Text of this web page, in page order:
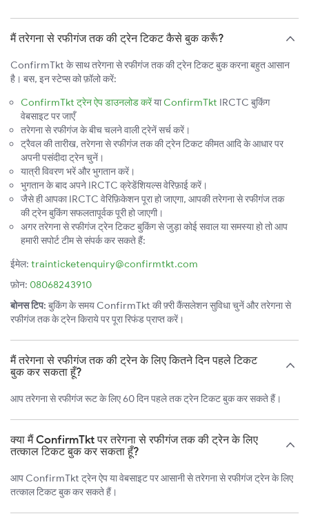
मैं तरेगना से रफीगंज तक की ट्रेन टिकट कैसे बुक करूँ?
ConfirmTkt के साथ तरेगना से रफीगंज तक की ट्रेन टिकट बुक करना बहुत आसान
है। बस, इन स्टेप्स को फ़ॉलो करें:
ConfirmTkt ट्रेन ऐप डाउनलोड करेंयाConfirmTkt IRCTC बुकिंग
वेबसाइट पर जाएँ
तरेगना से रफीगंज के बीच चलने वाली ट्रेनें सर्च करें।
ट्रैवल की तारीख, तरेगना से रफीगंज तक की ट्रेन टिकट कीमत आदि के आधार पर
अपनी पसंदीदा ट्रेन चुनें।
यात्री विवरण भरें और भुगतान करें।
भुगतान के बाद अपने IRCTC क्रेडेंशियल्स वेरिफ़ाई करें।
जैसे ही आपका IRCTC वेरिफ़िकेशन पूरा हो जाएगा, आपकी तरेगना से रफीगंज तक
की ट्रेन बुकिंग सफलतापूर्वक पूरी हो जाएगी।
अगर तरेगना से रफीगंज ट्रेन टिकट बुकिंग से जुड़ा कोई सवाल या समस्या हो तो आप
हमारी सपोर्ट टीम से संपर्क कर सकते हैं:
ईमेल: trainticketenquiry@confirmtkt.com
फ़ोन: 08068243910
बोनस टिप: बुकिंग के समय ConfirmTkt की फ़्री कैंसलेशन सुविधा चुनें और तरेगना से
रफीगंज तक के ट्रेन किराये पर पूरा रिफंड प्राप्त करें।
मैं तरेगना से रफीगंज तक की ट्रेन के लिए कितने दिन पहले टिकट
बुक कर सकता हूँ?
आप तरेगना से रफीगंज रूट के लिए 60 दिन पहले तक ट्रेन टिकट बुक कर सकते हैं।
क्या मैं ConfirmTkt पर तरेगना से रफीगंज तक की ट्रेन के लिए
तत्काल टिकट बुक कर सकता हूँ?
आप ConfirmTkt ट्रेन ऐप या वेबसाइट पर आसानी से तरेगना से रफीगंज ट्रेन के लिए
तत्काल टिकट बुक कर सकते हैं।